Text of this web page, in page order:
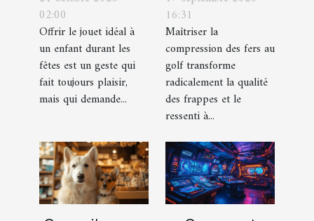
chaque âge
durant les
fêtes ?
02:00
Offrir le jouet idéal à
un enfant durant les
fêtes est un geste qui
fait toujours plaisir,
mais qui demande...
obtenir des
frappes plus
solides ?
16:31
Maîtriser la
compression des fers au
golf transforme
radicalement la qualité
des frappes et le
ressenti à...